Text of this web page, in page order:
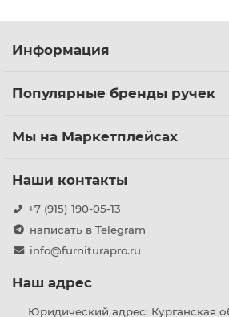
Информация
Популярные бренды ручек
Мы на Маркетплейсах
Наши контакты
+7 (915) 190-05-13
написать в Telegram
info@furniturapro.ru
Наш адрес
Юридический адрес: Курганская